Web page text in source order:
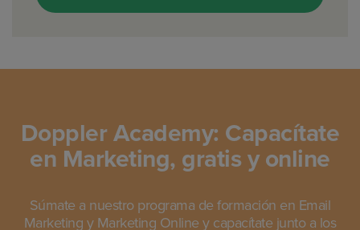
Doppler Academy: Capacítate
en Marketing, gratis y online
Súmate a nuestro programa de formación en Email
Marketing y Marketing Online y capacítate junto a los